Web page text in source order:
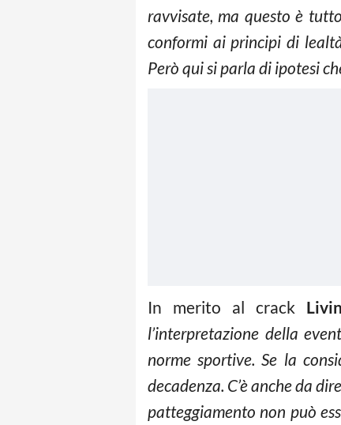
ravvisate, ma questo è
conformi ai principi di
Però qui si parla di ipotesi
In merito al crack
l’interpretazione della
norme sportive. Se la
decadenza. C’è anche da
patteggiamento non può